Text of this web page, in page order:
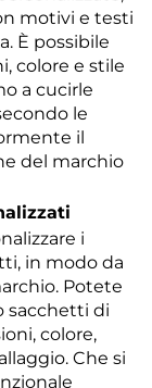
motivi e testi
È possibile
colore e stile
a cucirle
le
il
del marchio
i
in modo da
Potete
sacchetti di
colore,
Che si